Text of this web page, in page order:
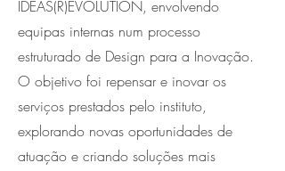
IDEAS(R)EVOLUTION, envolvendo
equipas internas num processo
estruturado de Design para a Inovação.
O objetivo foi repensar e inovar os
serviços prestados pelo instituto,
explorando novas oportunidades de
atuação e criando soluções mais